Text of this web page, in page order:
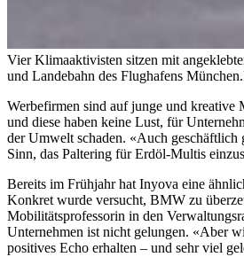
Vier Klimaaktivisten sitzen mit
und Landebahn des Flughafens München.
Werbefirmen sind auf junge und kreative
und diese haben keine Lust, für
der Umwelt schaden. «Auch geschäftlich
Sinn, das Paltering für Erdöl-Multis
Bereits im Frühjahr hat Inyova eine
Konkret wurde versucht, BMW zu
Mobilitätsprofessorin in den
Unternehmen ist nicht gelungen. «Aber
positives Echo erhalten – und sehr viel